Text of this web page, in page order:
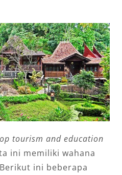
tourism and education
ini memiliki wahana
ini beberapa